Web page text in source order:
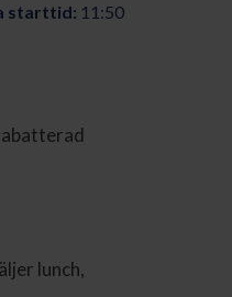
starttid: 11:50
lunch,